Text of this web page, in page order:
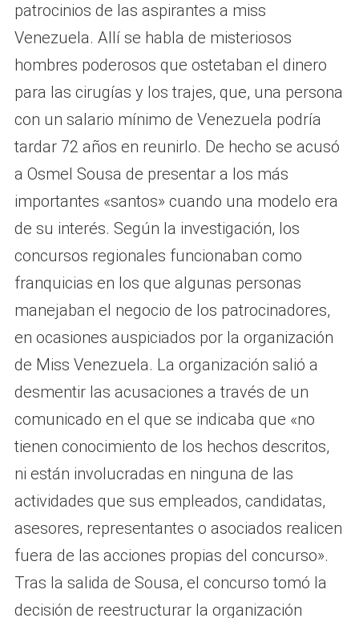
patrocinios de las aspirantes a miss
Venezuela. Allí se habla de misteriosos
hombres poderosos que ostetaban el dinero
para las cirugías y los trajes, que, una persona
con un salario mínimo de Venezuela podría
tardar 72 años en reunirlo. De hecho se acusó
a Osmel Sousa de presentar a los más
importantes «santos» cuando una modelo era
de su interés. Según la investigación, los
concursos regionales funcionaban como
franquicias en los que algunas personas
manejaban el negocio de los patrocinadores,
en ocasiones auspiciados por la organización
de Miss Venezuela. La organización salió a
desmentir las acusaciones a través de un
comunicado en el que se indicaba que «no
tienen conocimiento de los hechos descritos,
ni están involucradas en ninguna de las
actividades que sus empleados, candidatas,
asesores, representantes o asociados realicen
fuera de las acciones propias del concurso».
Tras la salida de Sousa, el concurso tomó la
decisión de reestructurar la organización